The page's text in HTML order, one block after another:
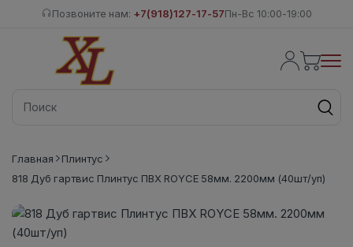
Позвоните нам: +7(918)127-17-57Пн-Вс 10:00-19:00
Главная
Плинтус
818 Дуб гартвис Плинтус ПВХ ROYCE 58мм. 2200мм (40шт/уп)